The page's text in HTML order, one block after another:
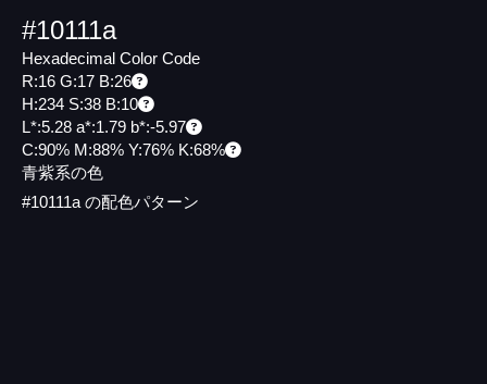
#10111a
Hexadecimal Color Code
R:16 G:17 B:26
H:234 S:38 B:10
L*:5.28 a*:1.79 b*:-5.97
C:90% M:88% Y:76% K:68%
青紫系の色
#10111a の配色パターン